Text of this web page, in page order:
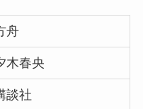
舟
木春央
談社